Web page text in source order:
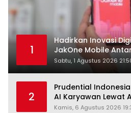
1
Hadirkan Inovasi
JakOne Mobile
Raih Digital
Sabtu, 1 Agustus 2026
2
Prudential
AI Karyawan Lewat
Kamis, 6 Agustus 2026